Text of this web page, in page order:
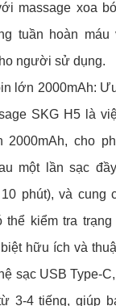
massage xoa
tuần hoàn máu
người sử dụng.
lớn 2000mAh:
SKG H5 là
2000mAh, cho
một lần sạc
phút), và cung
thể kiểm tra
hữu ích và
sạc USB Type-
3-4 tiếng, giúp